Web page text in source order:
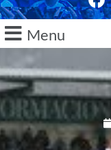
Menu